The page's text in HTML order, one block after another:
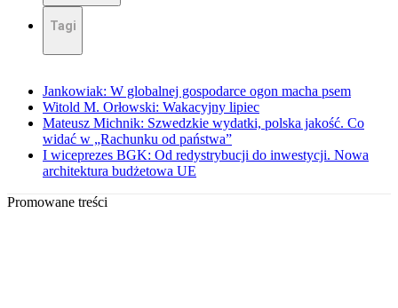
Tagi
Jankowiak: W globalnej gospodarce ogon macha psem
Witold M. Orłowski: Wakacyjny lipiec
Mateusz Michnik: Szwedzkie wydatki, polska jakość. Co
widać w „Rachunku od państwa”
I wiceprezes BGK: Od redystrybucji do inwestycji. Nowa
architektura budżetowa UE
Promowane treści